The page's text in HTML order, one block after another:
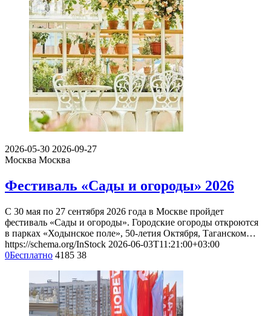
2026-05-30 2026-09-27
Москва Москва
Фестиваль «Сады и огороды» 2026
С 30 мая по 27 сентября 2026 года в Москве пройдет
фестиваль «Сады и огороды». Городские огороды откроются
в парках «Ходынское поле», 50-летия Октября, Таганском…
https://schema.org/InStock 2026-06-03T11:21:00+03:00
0Бесплатно 4185 38